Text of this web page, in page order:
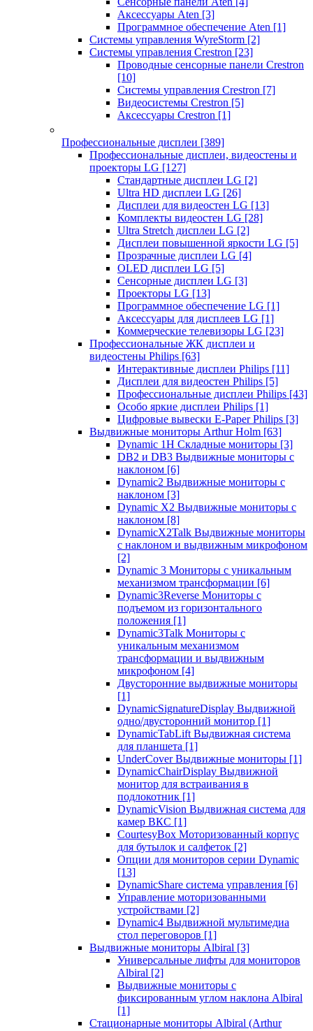
Аксессуары Aten [3]
Программное обеспечение Aten [1]
Системы управления WyreStorm [2]
Системы управления Crestron [23]
Проводные сенсорные панели Crestron
[10]
Системы управления Crestron [7]
Видеосистемы Crestron [5]
Аксессуары Crestron [1]
Профессиональные дисплеи [389]
Профессиональные дисплеи, видеостены и
проекторы LG [127]
Стандартные дисплеи LG [2]
Ultra HD дисплеи LG [26]
Дисплеи для видеостен LG [13]
Комплекты видеостен LG [28]
Ultra Stretch дисплеи LG [2]
Дисплеи повышенной яркости LG [5]
Прозрачные дисплеи LG [4]
OLED дисплеи LG [5]
Сенсорные дисплеи LG [3]
Проекторы LG [13]
Программное обеспечение LG [1]
Аксессуары для дисплеев LG [1]
Коммерческие телевизоры LG [23]
Профессиональные ЖК дисплеи и
видеостены Philips [63]
Интерактивные дисплеи Philips [11]
Дисплеи для видеостен Philips [5]
Профессиональные дисплеи Philips [43]
Особо яркие дисплеи Philips [1]
Цифровые вывески E-Paper Philips [3]
Выдвижные мониторы Arthur Holm [63]
Dynamic 1Н Складные мониторы [3]
DB2 и DB3 Выдвижные мониторы с
наклоном [6]
Dynamic2 Выдвижные мониторы с
наклоном [3]
Dynamic X2 Выдвижные мониторы с
наклоном [8]
DynamicX2Talk Выдвижные мониторы
с наклоном и выдвижным микрофоном
[2]
Dynamic 3 Мониторы с уникальным
механизмом трансформации [6]
Dynamic3Reverse Мониторы с
подъемом из горизонтального
положения [1]
Dynamic3Talk Мониторы с
уникальным механизмом
трансформации и выдвижным
микрофоном [4]
Двусторонние выдвижные мониторы
[1]
DynamicSignatureDisplay Выдвижной
одно/двусторонний монитор [1]
DynamicTabLift Выдвижная система
для планшета [1]
UnderCover Выдвижные мониторы [1]
DynamicChairDisplay Выдвижной
монитор для встраивания в
подлокотник [1]
DynamicVision Выдвижная система для
камер ВКС [1]
CourtesyBox Моторизованный корпус
для бутылок и салфеток [2]
Опции для мониторов серии Dynamic
[13]
DynamicShare система управления [6]
Управление моторизованными
устройствами [2]
Dynamic4 Выдвижной мультимедиа
стол переговоров [1]
Выдвижные мониторы Albiral [3]
Универсальные лифты для мониторов
Albiral [2]
Выдвижные мониторы с
фиксированным углом наклона Albiral
[1]
Стационарные мониторы Albiral (Arthur